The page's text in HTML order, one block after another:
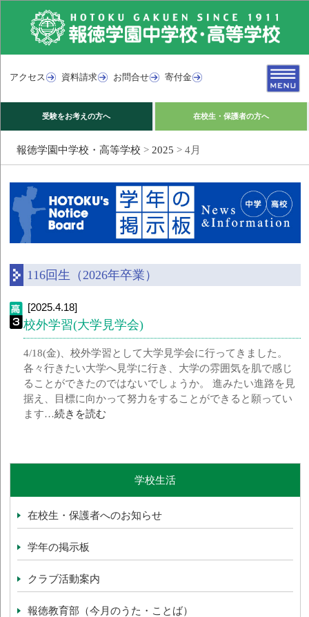
アクセス 資料請求 お問合せ 寄付金
受験をお考えの方へ 在校生・保護者の方へ
報徳学園中学校・高等学校 > 2025 > 4月
116回生（2026年卒業）
[2025.4.18]
校外学習(大学見学会)
4/18(金)、校外学習として大学見学会に行ってきました。
各々行きたい大学へ見学に行き、大学の雰囲気を肌で感じ
ることができたのではないでしょうか。 進みたい進路を見
据え、目標に向かって努力をすることができると願ってい
ます…続きを読む
学校生活
在校生・保護者へのお知らせ
学年の掲示板
クラブ活動案内
報徳教育部（今月のうた・ことば）